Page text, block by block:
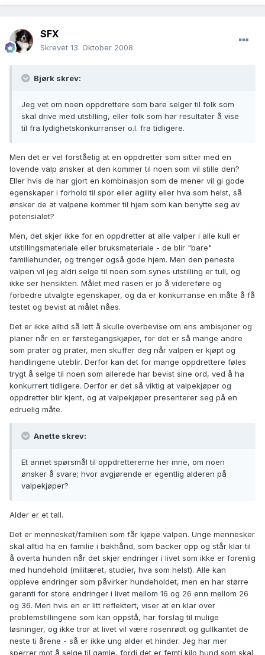
SFX
Skrevet 13. Oktober 2008
Bjørk skrev:
Jeg vet om noen oppdrettere som bare selger til folk som
skal drive med utstilling, eller folk som har resultater å vise
til fra lydighetskonkurranser o.l. fra tidligere.
Men det er vel forståelig at en oppdretter som sitter med en
lovende valp ønsker at den kommer til noen som vil stille den?
Eller hvis de har gjort en kombinasjon som de mener vil gi gode
egenskaper i forhold til spor eller agility eller hva som helst, så
ønsker de at valpene kommer til hjem som kan benytte seg av
potensialet?
Men, det skjer ikke for en oppdretter at alle valper i alle kull er
utstillingsmateriale eller bruksmateriale - de blir "bare"
familiehunder, og trenger også gode hjem. Men den peneste
valpen vil jeg aldri selge til noen som synes utstilling er tull, og
ikke ser hensikten. Målet med rasen er jo å videreføre og
forbedre utvalgte egenskaper, og da er konkurranse en måte å få
testet og bevist at målet nåes.
Det er ikke alltid så lett å skulle overbevise om ens ambisjoner og
planer når en er førstegangskjøper, for det er så mange andre
som prater og prater, men skuffer deg når valpen er kjøpt og
handlingene uteblir. Derfor kan det for mange oppdrettere føles
trygt å selge til noen som allerede har bevist sine ord, ved å ha
konkurrert tidligere. Derfor er det så viktig at valpekjøper og
oppdretter blir kjent, og at valpekjøper presenterer seg på en
edruelig måte.
Anette skrev:
Et annet spørsmål til oppdrettererne her inne, om noen
ønsker å svare; hvor avgjørende er egentlig alderen på
valpekjøper?
Alder er et tall.
Det er mennesket/familien som får kjøpe valpen. Unge mennesker
skal alltid ha en familie i bakhånd, som backer opp og står klar til
å overta hunden når det skjer endringer i livet som ikke er forenlig
med hundehold (militæret, studier, hva som helst). Alle kan
oppleve endringer som påvirker hundeholdet, men en har større
garanti for store endringer i livet mellom 16 og 26 enn mellom 26
og 36. Men hvis en er litt reflektert, viser at en klar over
problemstillingene som kan oppstå, har forslag til mulige
løsninger, og ikke tror at livet vil være rosenrødt og gullkantet de
neste ti årene - så er ikke ung alder et hinder. Jeg har mer
sperrer mot å selge til gamle, fordi det er femti kilo hund som skal